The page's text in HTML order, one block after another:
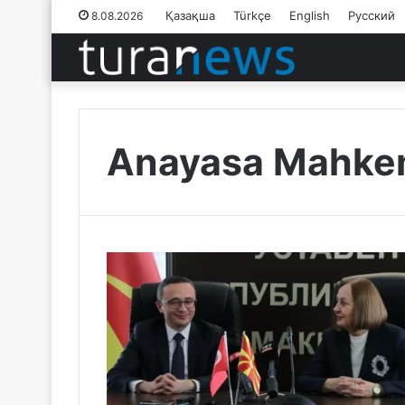
8.08.2026 Қазақша Türkçe English Русский
Anayasa